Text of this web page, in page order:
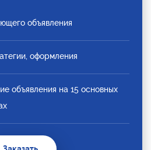
объявления
оформления
объявления на 15 основных